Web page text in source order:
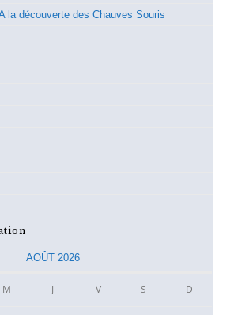
la découverte des Chauves Souris
AOÛT 2026
M J V S D